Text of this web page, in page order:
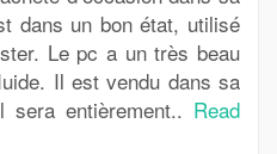
dans un bon état, utilisé
Le pc a un très beau
Il est vendu dans sa
entièrement.. Read